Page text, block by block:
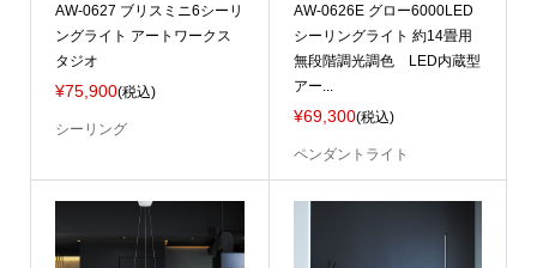
AW-0627 ブリスミニ6シーリ
ングライト アートワークス
タジオ
¥75,900(税込)
シーリング
AW-0626E グロー6000LED
シーリングライト 約14畳用
無段階調光調色 LED内蔵型
アー...
¥69,300(税込)
ペンダントライト